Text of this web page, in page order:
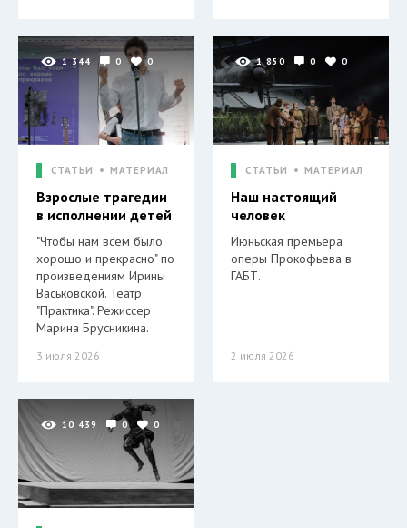
1 344 0 0
СТАТЬИ МАТЕРИАЛ
Взрослые трагедии
в исполнении детей
"Чтобы нам всем было
хорошо и прекрасно" по
произведениям Ирины
Васьковской. Театр
"Практика". Режиссер
Марина Брусникина.
3 июля 2026
1 850 0 0
СТАТЬИ МАТЕРИАЛ
Наш настоящий
человек
Июньская премьера
оперы Прокофьева в
ГАБТ.
2 июля 2026
10 439 0 0